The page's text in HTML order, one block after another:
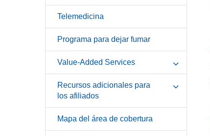
Telemedicina
Programa para dejar fumar
Value-Added Services
Recursos adicionales para
los afiliados
Mapa del área de cobertura